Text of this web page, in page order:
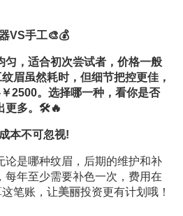
VS手工🎨💰
匀，适合初次尝试者，价格一般
眉虽然耗时，但细节把控更佳，
2500。选择哪一种，看你是否
更多。🛠️🔥
本不可忽视!
论是哪种纹眉，后期的维护和补
每年至少需要补色一次，费用在
笔账，让美丽投资更有计划哦！